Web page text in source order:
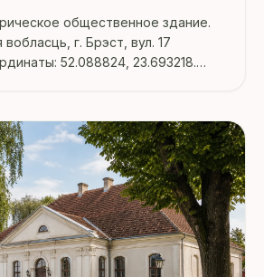
общественное здание.
г. Брэст, вул. 17
52.088824, 23.693218.